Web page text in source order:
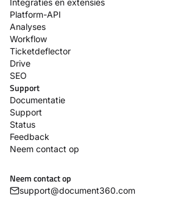
Platform-API
Analyses
Workflow
Ticketdeflector
Drive
SEO
Support
Documentatie
Support
Status
Feedback
Neem contact op
Neem contact op
support@document360.com